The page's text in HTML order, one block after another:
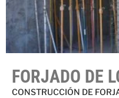
FORJADO DE
CONSTRUCCIÓN DE